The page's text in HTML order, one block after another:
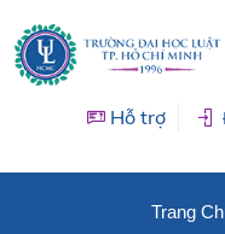
Hỗ trợ
Trang